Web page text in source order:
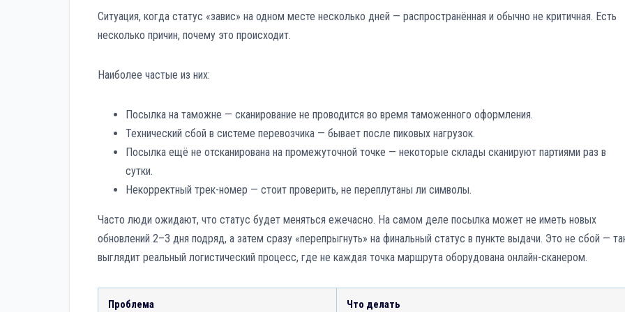
Ситуация, когда статус «завис» на одном месте несколько дней — распространённая и обычно не критичная. Есть
несколько причин, почему это происходит.
Наиболее частые из них:
Посылка на таможне — сканирование не проводится во время таможенного оформления.
Технический сбой в системе перевозчика — бывает после пиковых нагрузок.
Посылка ещё не отсканирована на промежуточной точке — некоторые склады сканируют партиями раз в
сутки.
Некорректный трек-номер — стоит проверить, не переплутаны ли символы.
Часто люди ожидают, что статус будет меняться ежечасно. На самом деле посылка может не иметь новых
обновлений 2–3 дня подряд, а затем сразу «перепрыгнуть» на финальный статус в пункте выдачи. Это не сбой —
выглядит реальный логистический процесс, где не каждая точка маршрута оборудована онлайн-сканером.
Проблема Что делать